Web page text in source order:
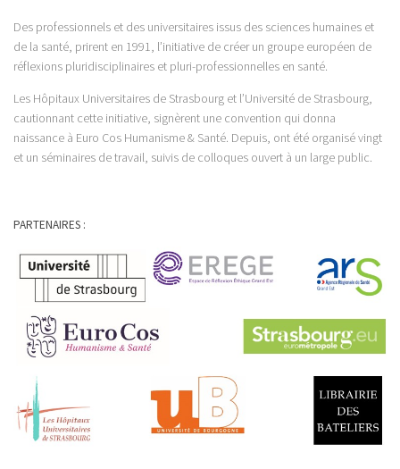
Des professionnels et des universitaires issus des sciences humaines et
de la santé, prirent en 1991, l’initiative de créer un groupe européen de
réflexions pluridisciplinaires et pluri-professionnelles en santé.
Les Hôpitaux Universitaires de Strasbourg et l’Université de Strasbourg,
cautionnant cette initiative, signèrent une convention qui donna
naissance à Euro Cos Humanisme & Santé. Depuis, ont été organisé vingt
et un séminaires de travail, suivis de colloques ouvert à un large public.
PARTENAIRES :